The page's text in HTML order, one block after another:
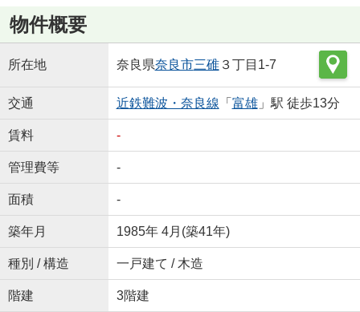
物件概要
所在地 奈良県奈良市三碓３丁目1-7
交通 近鉄難波・奈良線 「 富雄」駅 徒歩13分
賃料 -
管理費等 -
面積 -
築年月 1985年 4月(築41年)
種別 / 構造 一戸建て / 木造
階建 3階建